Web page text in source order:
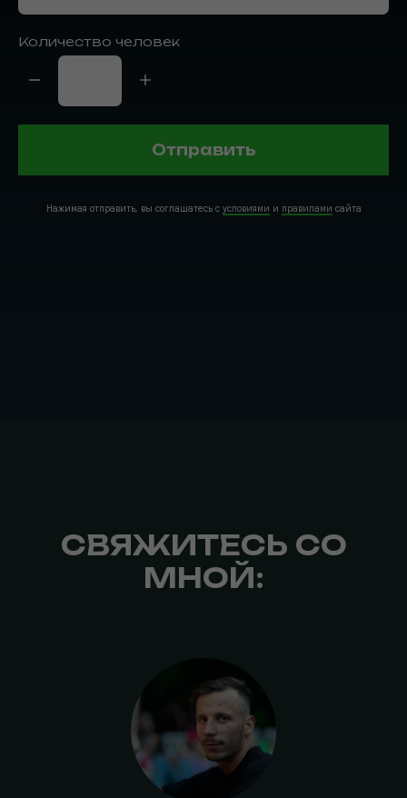
Количество человек
Отправить
Нажимая отправить, вы соглашатесь с условиями и правилами сайта
СВЯЖИТЕСЬ СО
МНОЙ: